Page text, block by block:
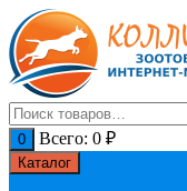
Перейти
к
содержимому
0 Всего: 0 ₽
Каталог